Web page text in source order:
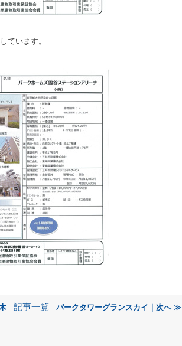
ています。
記事一覧 パークタワーグランスカイ｜次へ ≫